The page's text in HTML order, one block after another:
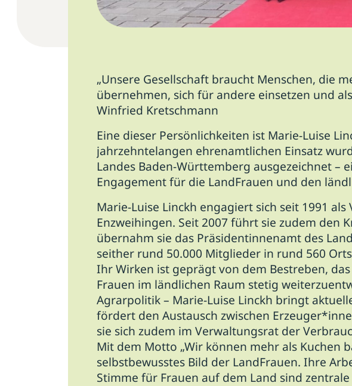
„Unsere Gesellschaft braucht Menschen, die
übernehmen, sich für andere einsetzen und
Winfried Kretschmann
Eine dieser Persönlichkeiten ist Marie-Luise
jahrzehntelangen ehrenamtlichen Einsatz
Landes Baden-Württemberg ausgezeichnet –
Engagement für die LandFrauen und den
Marie-Luise Linckh engagiert sich seit 1991
Enzweihingen. Seit 2007 führt sie zudem den
übernahm sie das Präsidentinnenamt des
seither rund 50.000 Mitglieder in rund 560
Ihr Wirken ist geprägt von dem Bestreben,
Frauen im ländlichen Raum stetig
Agrarpolitik – Marie-Luise Linckh bringt
fördert den Austausch zwischen
sie sich zudem im Verwaltungsrat der
Mit dem Motto „Wir können mehr als Kuchen
selbstbewusstes Bild der LandFrauen. Ihre
Stimme für Frauen auf dem Land sind